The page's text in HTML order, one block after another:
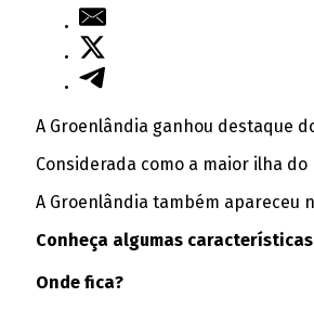
A Groenlândia ganhou destaque
Considerada como a maior ilha
A Groenlândia também apareceu
Conheça algumas
Onde fica?